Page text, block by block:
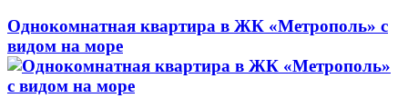
Однокомнатная квартира в ЖК «Метрополь» с
видом на море